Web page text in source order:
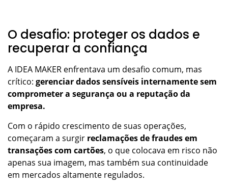
O desafio: proteger os dados e
recuperar a confiança
A IDEA MAKER enfrentava um desafio comum, mas
crítico: gerenciar dados sensíveis internamente sem
comprometer a segurança ou a reputação da
empresa.
Com o rápido crescimento de suas operações,
começaram a surgir reclamações de fraudes em
transações com cartões, o que colocava em risco não
apenas sua imagem, mas também sua continuidade
em mercados altamente regulados.